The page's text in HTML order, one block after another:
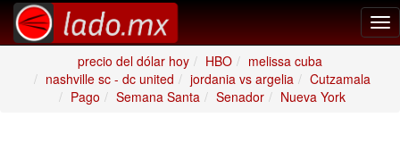
precio del dólar hoy
HBO
melissa cuba
nashville sc - dc united
jordania vs argelia
Cutzamala
Pago
Semana Santa Senador Nueva York